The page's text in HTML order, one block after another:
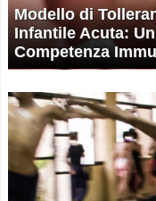
Modello di
Infantile Acuta:
Competenza